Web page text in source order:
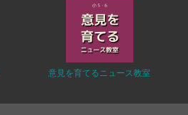
意見を育てるニュース教室